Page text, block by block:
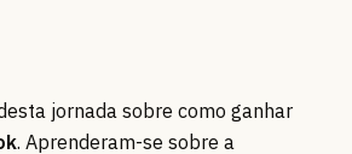
jornada sobre como ganhar
. Aprenderam-se sobre a